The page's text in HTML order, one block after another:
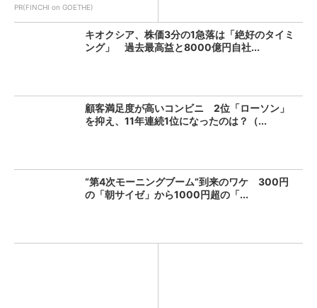
PR(FINCHI on GOETHE)
キオクシア、株価3分の1急落は「絶好のタイミ
ング」 過去最高益と8000億円自社...
顧客満足度が高いコンビニ 2位「ローソン」
を抑え、11年連続1位になったのは？（...
“第4次モーニングブーム”到来のワケ 300円
の「朝サイゼ」から1000円超の「...